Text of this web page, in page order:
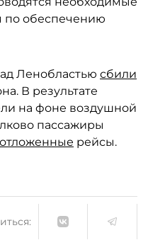
по обеспечению
Ленобластью сбили
В результате
на фоне воздушной
пассажиры
отложенные рейсы.